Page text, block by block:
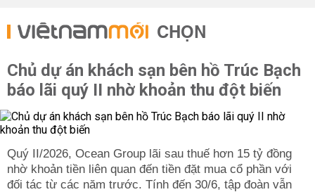
CHỌN
Chủ dự án khách sạn bên hồ Trúc Bạch
báo lãi quý II nhờ khoản thu đột biến
Quý II/2026, Ocean Group lãi sau thuế hơn 15 tỷ đồng
nhờ khoản tiền liên quan đến tiền đặt mua cổ phần với
đối tác từ các năm trước. Tính đến 30/6, tập đoàn vẫn